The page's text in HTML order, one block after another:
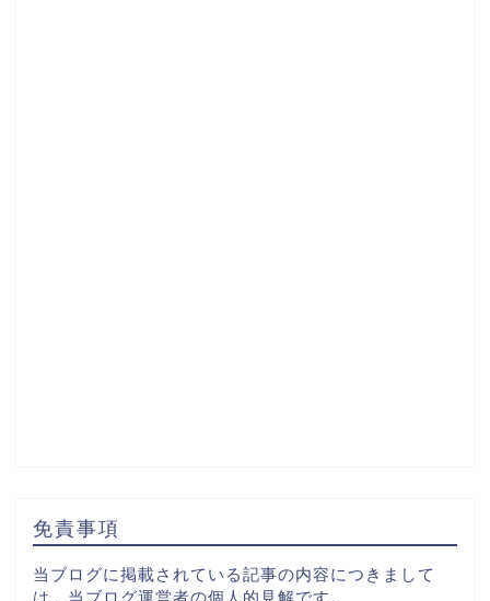
免責事項
当ブログに掲載されている記事の内容につきまして
は、当ブログ運営者の個人的見解です。